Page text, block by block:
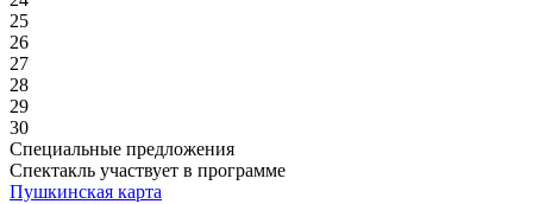
25
26
27
28
29
30
Специальные предложения
Спектакль участвует в программе
Пушкинская карта